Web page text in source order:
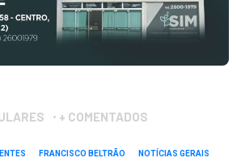
+ COMENTADOS
FRANCISCO BELTRÃO NOTÍCIAS GERAIS